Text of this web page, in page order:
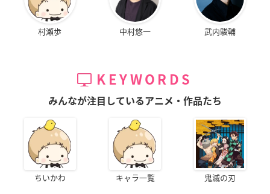
村瀬歩 中村悠一 武内駿輔
KEYWORDS
みんなが注目しているアニメ・作品たち
ちいかわ キャラ一覧 鬼滅の刃